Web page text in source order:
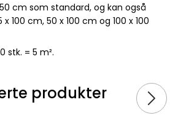
cm som standard, og kan også
100 cm, 50 x 100 cm og 100 x 100
stk. = 5 m².
produkter